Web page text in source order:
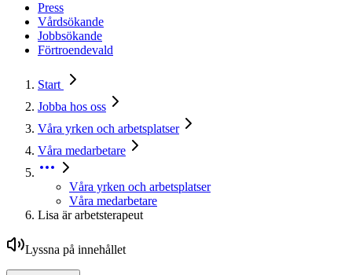
Press
Vårdsökande
Jobbsökande
Förtroendevald
Start
Jobba hos oss
Våra yrken och arbetsplatser
Våra medarbetare
Våra yrken och arbetsplatser
Våra medarbetare
Lisa är arbetsterapeut
Lyssna på innehållet